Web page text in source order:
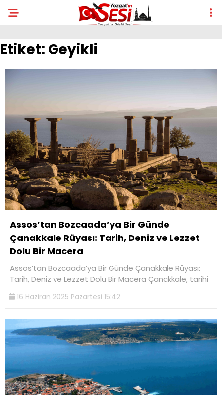
Etiket: Geyikli
Assos’tan Bozcaada’ya Bir Günde
Çanakkale Rüyası: Tarih, Deniz ve Lezzet
Dolu Bir Macera
Assos’tan Bozcaada’ya Bir Günde Çanakkale Rüyası:
Tarih, Deniz ve Lezzet Dolu Bir Macera Çanakkale, tarihi
16 Haziran 2025 Pazartesi 15:42